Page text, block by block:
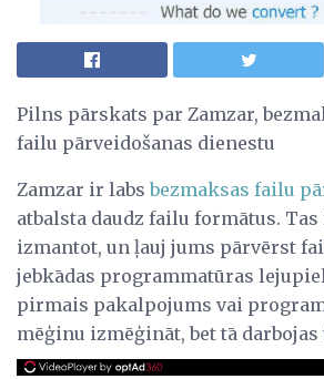
Pilns pārskats par Zamzar,
failu pārveidošanas dienestu
Zamzar ir labsbezmaksas failu
atbalsta daudz failu formātus.
izmantot, un ļauj jums pārvērst
jebkādas programmatūras
pirmais pakalpojums vai
mēģinu izmēģināt, bet tā darbojas